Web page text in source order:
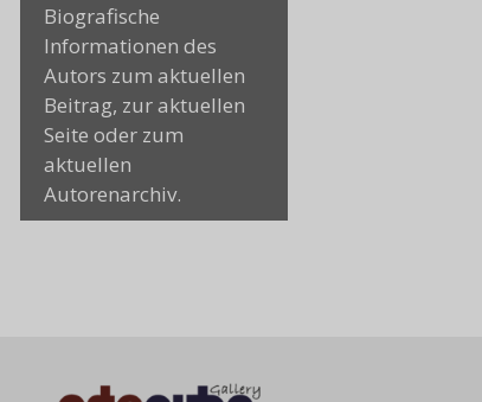
Biografische
Informationen des
Autors zum aktuellen
Beitrag, zur aktuellen
Seite oder zum
aktuellen
Autorenarchiv.